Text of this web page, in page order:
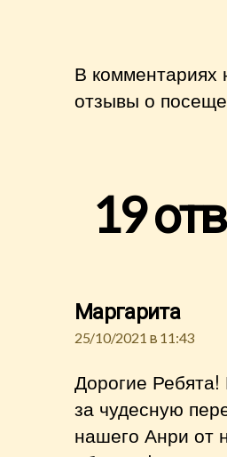
В комментариях
отзывы о
19
Маргарита
25/10/2021 в 11:43
Дорогие
за чудесную
нашего Анри от